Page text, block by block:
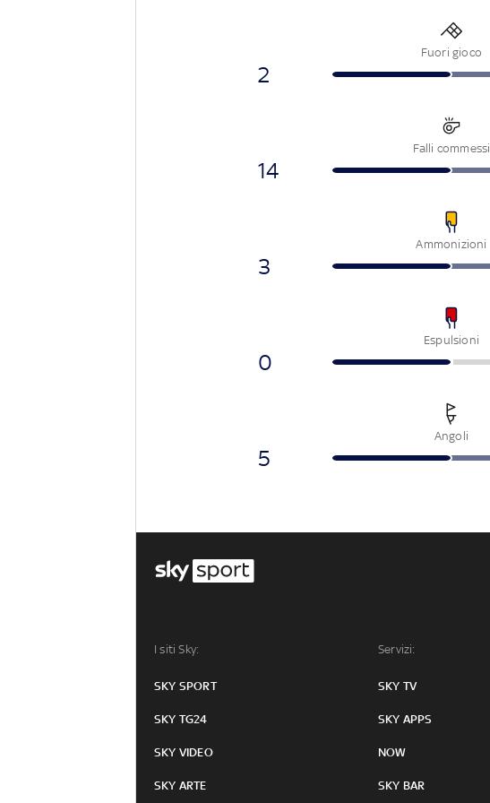
Fuori gioco
2
Falli commessi
14
Ammonizioni
3
Espulsioni
0
Angoli
5
I siti Sky:
SKY SPORT
SKY TG24
SKY VIDEO
SKY ARTE
Servizi:
SKY TV
SKY APPS
NOW
SKY BAR